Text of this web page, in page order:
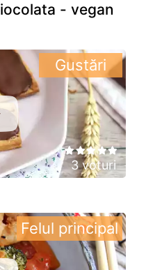
- vegan
3 voturi
Gustări
Felul principal